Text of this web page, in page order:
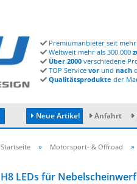
Premiumanbieter seit
Weltweit mehr als 300.000
Über 2000 verschiedene
TOP Service vor und nach
Qualitätsprodukte der
Neue Artikel Anfahrt
Startseite » Motorsport- & Offroad »
H8 LEDs für